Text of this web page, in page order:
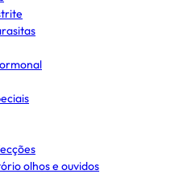
olhos e ouvidos